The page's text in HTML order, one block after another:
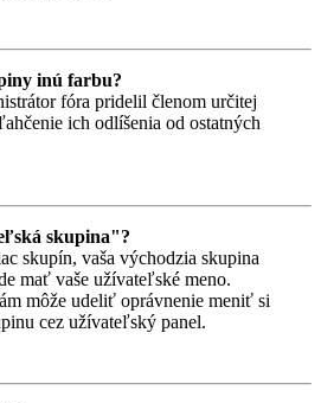
inú farbu?
fóra pridelil členom určitej
ich odlíšenia od ostatných
skupina"?
skupín, vaša východzia skupina
mať vaše užívateľské meno.
môže udeliť oprávnenie meniť si
cez užívateľský panel.